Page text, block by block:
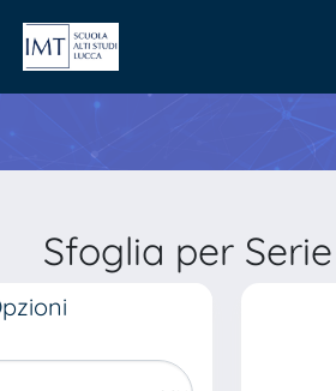
Sfoglia per Serie